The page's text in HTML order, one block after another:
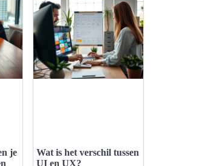
je
Wat is het verschil tussen
UI en UX?